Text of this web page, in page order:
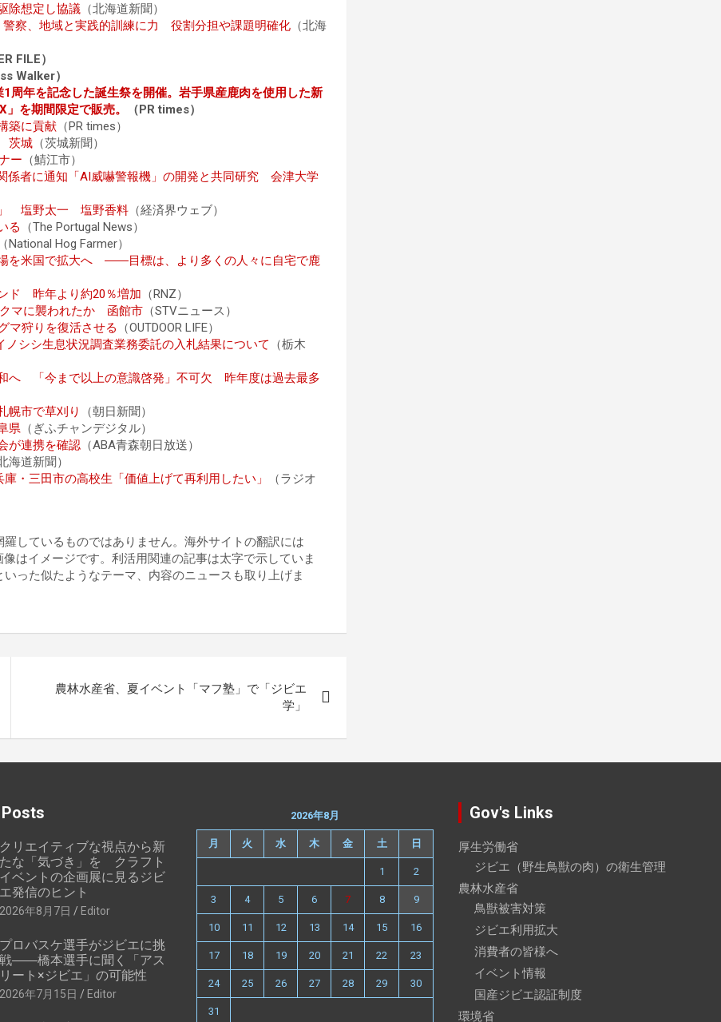
除想定し協議 （北海道新聞）
、地域と実践的訓練に力 役割分担や課題明確化 （北海
FILE）
Walker）
周年を記念した誕生祭を開催。岩手県産鹿肉を使用した新
を期間限定で販売。
（PR times）
築に貢献 （PR times）
茨城 （茨城新聞）
ー （鯖江市）
者に通知「AI威嚇警報機」の開発と共同研究 会津大学
」 塩野太一 塩野香料 （経済界ウェブ）
る
（The Portugal News）
（National Hog Farmer）
を米国で拡大へ ――目標は、より多くの人々に自宅で鹿
ド 昨年より約20％増加 （RNZ）
マに襲われたか 函館市 （STVニュース）
マ狩りを復活させる
（OUTDOOR LIFE）
シシ生息状況調査業務委託の入札結果について
（栃木
へ 「今まで以上の意識啓発」不可欠 昨年度は過去最多
幌市で草刈り
（朝日新聞）
県 （ぎふチャンデジタル）
が連携を確認 （ABA青森朝日放送）
海道新聞）
・三田市の高校生「価値上げて再利用したい」
（ラジオ
しているものではありません。海外サイトの翻訳には
はイメージです。利活用関連の記事は太字で示していま
った似たようなテーマ、内容のニュースも取り上げま
農林水産省、夏イベント「マフ塾」で「ジビエ
学」
クリエイティブな視点から新
たな「気づき」を クラフト
イベントの企画展に見るジビ
エ発信のヒント
2026年8月7日 Editor
プロバスケ選手がジビエに挑
戦――橋本選手に聞く「アス
リート×ジビエ」の可能性
2026年7月15日 Editor
2026年8月
月 火 水 木 金 土 日
1 2
3 4 5 6 7 8 9
10 11 12 13 14 15 16
17 18 19 20 21 22 23
24 25 26 27 28 29 30
31
Gov's Links
厚生労働省
ジビエ（野生鳥獣の肉）の衛生管理
農林水産省
鳥獣被害対策
ジビエ利用拡大
消費者の皆様へ
イベント情報
国産ジビエ認証制度
環境省